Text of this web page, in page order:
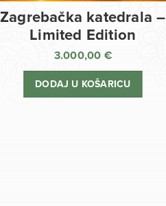
Zagrebačka katedrala –
Limited Edition
3.000,00 €
DODAJ U KOŠARICU